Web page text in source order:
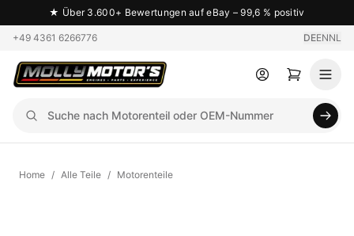
★ Über 3.600+ Bewertungen auf eBay – 99,6 % positiv
+49 4361 6266776 DEENNL
Home / Alle Teile / Motorenteile